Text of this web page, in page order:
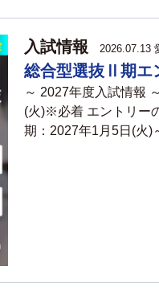
入試情報 2026.07.13
総合型選抜Ⅱ期エ
～ 2027年度入試情報
(火)※必着 エントリー
期：2027年1月5日(火)